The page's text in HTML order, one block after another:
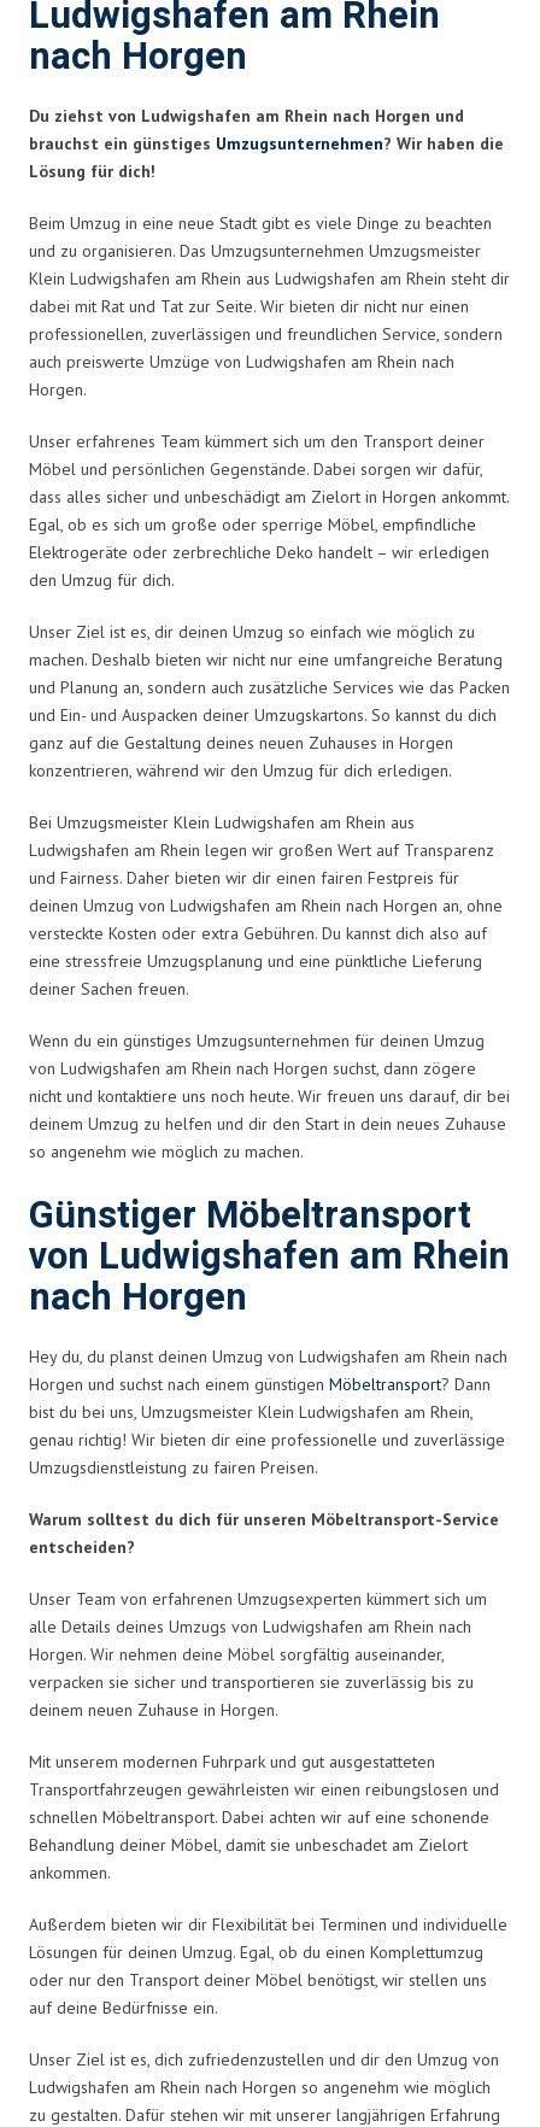
Ludwigshafen am Rhein
nach Horgen
Du ziehst von Ludwigshafen am Rhein nach Horgen und
brauchst ein günstiges Umzugsunternehmen? Wir haben die
Lösung für dich!
Beim Umzug in eine neue Stadt gibt es viele Dinge zu beachten
und zu organisieren. Das Umzugsunternehmen Umzugsmeister
Klein Ludwigshafen am Rhein aus Ludwigshafen am Rhein steht dir
dabei mit Rat und Tat zur Seite. Wir bieten dir nicht nur einen
professionellen, zuverlässigen und freundlichen Service, sondern
auch preiswerte Umzüge von Ludwigshafen am Rhein nach
Horgen.
Unser erfahrenes Team kümmert sich um den Transport deiner
Möbel und persönlichen Gegenstände. Dabei sorgen wir dafür,
dass alles sicher und unbeschädigt am Zielort in Horgen ankommt.
Egal, ob es sich um große oder sperrige Möbel, empfindliche
Elektrogeräte oder zerbrechliche Deko handelt – wir erledigen
den Umzug für dich.
Unser Ziel ist es, dir deinen Umzug so einfach wie möglich zu
machen. Deshalb bieten wir nicht nur eine umfangreiche Beratung
und Planung an, sondern auch zusätzliche Services wie das Packen
und Ein- und Auspacken deiner Umzugskartons. So kannst du dich
ganz auf die Gestaltung deines neuen Zuhauses in Horgen
konzentrieren, während wir den Umzug für dich erledigen.
Bei Umzugsmeister Klein Ludwigshafen am Rhein aus
Ludwigshafen am Rhein legen wir großen Wert auf Transparenz
und Fairness. Daher bieten wir dir einen fairen Festpreis für
deinen Umzug von Ludwigshafen am Rhein nach Horgen an, ohne
versteckte Kosten oder extra Gebühren. Du kannst dich also auf
eine stressfreie Umzugsplanung und eine pünktliche Lieferung
deiner Sachen freuen.
Wenn du ein günstiges Umzugsunternehmen für deinen Umzug
von Ludwigshafen am Rhein nach Horgen suchst, dann zögere
nicht und kontaktiere uns noch heute. Wir freuen uns darauf, dir bei
deinem Umzug zu helfen und dir den Start in dein neues Zuhause
so angenehm wie möglich zu machen.
Günstiger Möbeltransport
von Ludwigshafen am Rhein
nach Horgen
Hey du, du planst deinen Umzug von Ludwigshafen am Rhein nach
Horgen und suchst nach einem günstigen Möbeltransport? Dann
bist du bei uns, Umzugsmeister Klein Ludwigshafen am Rhein,
genau richtig! Wir bieten dir eine professionelle und zuverlässige
Umzugsdienstleistung zu fairen Preisen.
Warum solltest du dich für unseren Möbeltransport-Service
entscheiden?
Unser Team von erfahrenen Umzugsexperten kümmert sich um
alle Details deines Umzugs von Ludwigshafen am Rhein nach
Horgen. Wir nehmen deine Möbel sorgfältig auseinander,
verpacken sie sicher und transportieren sie zuverlässig bis zu
deinem neuen Zuhause in Horgen.
Mit unserem modernen Fuhrpark und gut ausgestatteten
Transportfahrzeugen gewährleisten wir einen reibungslosen und
schnellen Möbeltransport. Dabei achten wir auf eine schonende
Behandlung deiner Möbel, damit sie unbeschadet am Zielort
ankommen.
Außerdem bieten wir dir Flexibilität bei Terminen und individuelle
Lösungen für deinen Umzug. Egal, ob du einen Komplettumzug
oder nur den Transport deiner Möbel benötigst, wir stellen uns
auf deine Bedürfnisse ein.
Unser Ziel ist es, dich zufriedenzustellen und dir den Umzug von
Ludwigshafen am Rhein nach Horgen so angenehm wie möglich
zu gestalten. Dafür stehen wir mit unserer langjährigen Erfahrung